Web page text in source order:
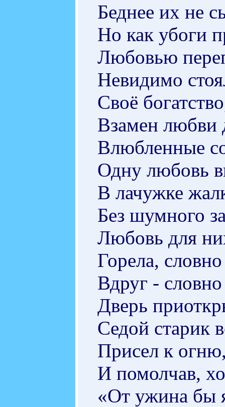
Беднее их не
Но как убоги
Любовью
Невидимо
Своё
Взамен любви
Влюбленные
Одну любовь
В лачужке
Без шумного
Любовь для
Горела,
Вдруг -
Дверь
Седой старик
Присел к
И помолчав,
«От ужина бы